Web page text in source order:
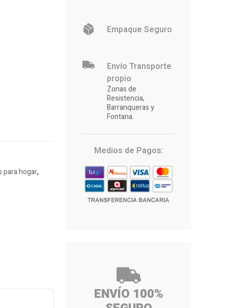
para hogar,
Empaque Seguro
Envío Transporte
propio
Zonas de
Resistencia,
Barranqueras y
Fontana.
Medios de Pagos:
ENVÍO 100%